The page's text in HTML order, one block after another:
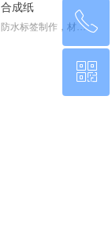
合成纸
防水标签制作，材料
回到顶部
ꂅ
0760-22220651
ꀥ